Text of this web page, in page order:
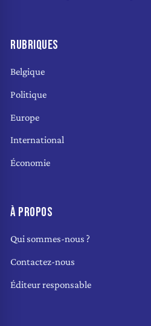
RUBRIQUES
Belgique
Politique
Europe
International
Économie
À PROPOS
Qui sommes-nous ?
Contactez-nous
Éditeur responsable